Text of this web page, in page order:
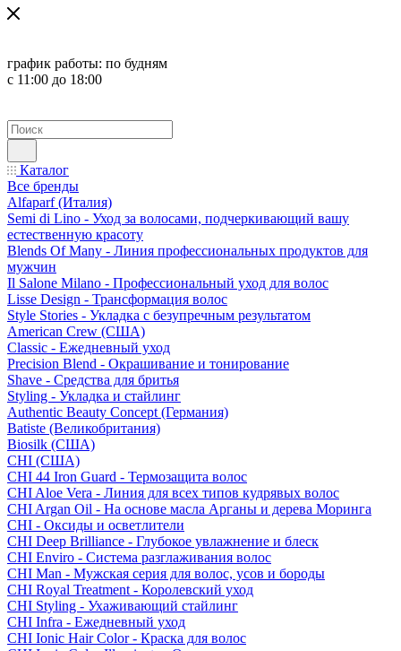
график работы: по будням
с 11:00 до 18:00
Каталог
Все бренды
Alfaparf (Италия)
Semi di Lino - Уход за волосами, подчеркивающий вашу
естественную красоту
Blends Of Many - Линия профессиональных продуктов для
мужчин
Il Salone Milano - Профессиональный уход для волос
Lisse Design - Трансформация волос
Style Stories - Укладка с безупречным результатом
American Crew (США)
Classic - Ежедневный уход
Precision Blend - Окрашивание и тонирование
Shave - Средства для бритья
Styling - Укладка и стайлинг
Authentic Beauty Concept (Германия)
Batiste (Великобритания)
Biosilk (США)
CHI (США)
CHI 44 Iron Guard - Термозащита волос
CHI Aloe Vera - Линия для всех типов кудрявых волос
CHI Argan Oil - На основе масла Арганы и дерева Моринга
CHI - Оксиды и осветлители
CHI Deep Brilliance - Глубокое увлажнение и блеск
CHI Enviro - Система разглаживания волос
CHI Man - Мужская серия для волос, усов и бороды
CHI Royal Treatment - Королевский уход
CHI Styling - Ухаживающий стайлинг
CHI Infra - Ежедневный уход
CHI Ionic Hair Color - Краска для волос